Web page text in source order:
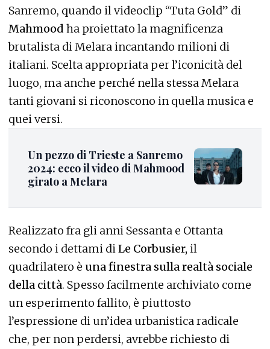
Sanremo, quando il videoclip “Tuta Gold” di
Mahmood ha proiettato la magnificenza
brutalista di Melara incantando milioni di
italiani. Scelta appropriata per l’iconicità del
luogo, ma anche perché nella stessa Melara
tanti giovani si riconoscono in quella musica e
quei versi.
Un pezzo di Trieste a Sanremo
2024: ecco il video di Mahmood
girato a Melara
Realizzato fra gli anni Sessanta e Ottanta
secondo i dettami di Le Corbusier, il
quadrilatero è una finestra sulla realtà sociale
della città. Spesso facilmente archiviato come
un esperimento fallito, è piuttosto
l’espressione di un’idea urbanistica radicale
che, per non perdersi, avrebbe richiesto di